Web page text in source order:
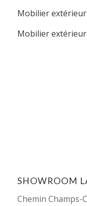
Mobilier
Mobilier
SHOWROOM
Chemin Champs-